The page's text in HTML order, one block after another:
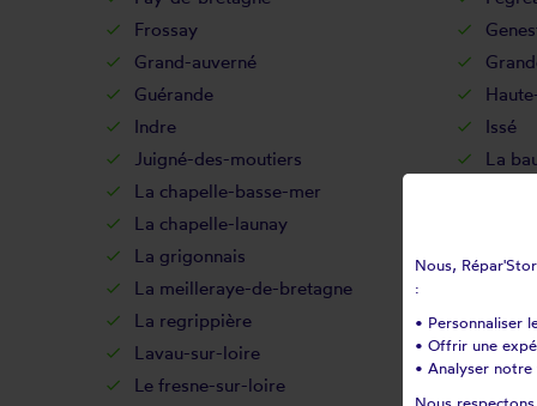
Frossay
Grand-auverné
Guérande
Indre
Issé
Juigné-des-moutiers
La
La chapelle-basse-mer
La chapelle-launay
La
La grigonnais
La
La meilleraye-de-bretagne
La regrippière
La
Lavau-sur-loire
Le
Le fresne-sur-loire
Nous,
:
• Personnaliser
• Offrir une
• Analyser notre